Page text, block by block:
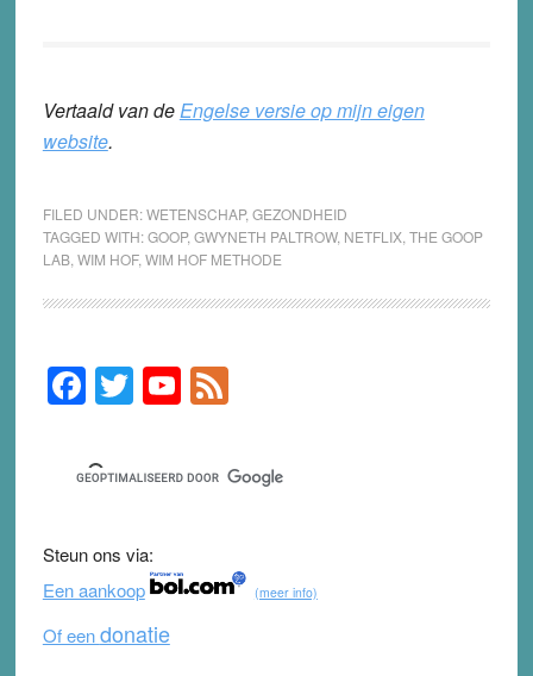
Vertaald van deEngelse versie op mijn eigen
website.
FILED UNDER:WETENSCHAP, GEZONDHEID
TAGGED WITH:GOOP, GWYNETH PALTROW, NETFLIX, THE GOOP
LAB, WIM HOF, WIM HOF METHODE
Primary
Sidebar
F
a
c
e
b
o
o
k
T
wi
tt
er
Y
o
u
T
b
e
F
e
d
Steun ons via:
Een aankoop
(meer info)
Of eendonatie